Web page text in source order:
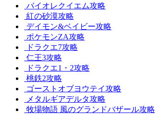
バイオレクイエム攻略
紅の砂漠攻略
デイモン&ベイビー攻略
ポケモンZA攻略
ドラクエ7攻略
仁王3攻略
ドラクエ1・2攻略
桃鉄2攻略
ゴーストオブヨウテイ攻略
メタルギアデルタ攻略
牧場物語 風のグランドバザール攻略